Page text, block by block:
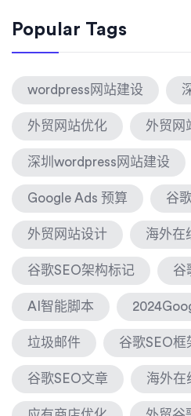
Popular Tags
wordpress网站建设
外贸网站优化 外贸网
深圳wordpress网站建设
Google Ads 预算 谷
外贸网站设计 海外在
谷歌SEO架构标记 谷
AI智能脚本
垃圾邮件 谷歌SEO框
谷歌SEO文章 海外在